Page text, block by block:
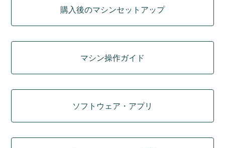
購入後のマシンセットアップ
マシン操作ガイド
ソフトウェア・アプリ